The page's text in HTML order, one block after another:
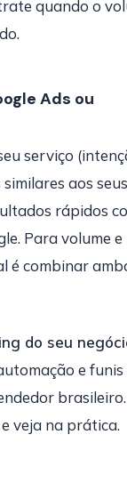
quando o
Ads ou
serviço
aos seus
rápidos
Para volume e
é combinar
do seu
e funis
brasileiro.
e veja na prática.